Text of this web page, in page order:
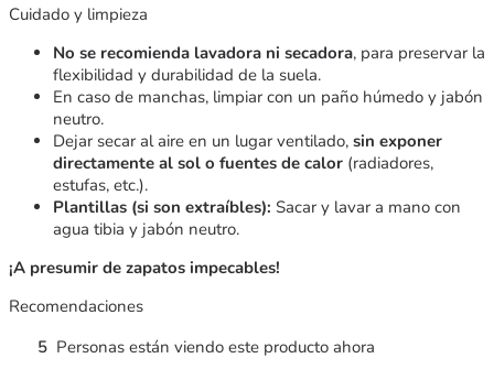
Cuidado y limpieza
No se recomienda lavadora ni secadora, para preservar la
flexibilidad y durabilidad de la suela.
En caso de manchas, limpiar con un paño húmedo y jabón
neutro.
Dejar secar al aire en un lugar ventilado, sin exponer
directamente al sol o fuentes de calor (radiadores,
estufas, etc.).
Plantillas (si son extraíbles): Sacar y lavar a mano con
agua tibia y jabón neutro.
¡A presumir de zapatos impecables!
Recomendaciones
5 Personas están viendo este producto ahora